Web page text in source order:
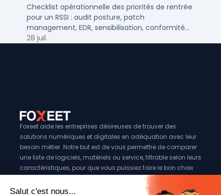
Checklist opérationnelle des priorités de rentrée
pour un RSSI : audit posture, patch
management, EDR, sensibilisation, conformité
NIS2 et plan de continuité.
28 juil.
Foxeet aide les entreprises désireuses de trouver des
solutions numériques et digitales en adéquation avec leur
besoin métier. Notre but est de vous permettre de comparer
une liste de logiciels, matériels ou service, filtrable selon leurs
caractéristiques, pour que vous puissiez faire le bon choix
Vous êtes éditeur?